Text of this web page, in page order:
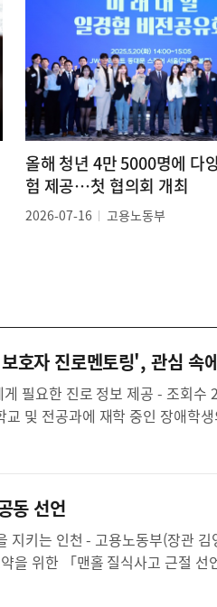
올해 청년 4만 5000명에 다
험 제공…첫 협의회 개최
2026-07-16 고용노동부
호자 진로멘토링', 관심 속
, 장애인직업능력평가포털에서 다시보기 가능 한
및 전공과에 재학 중인 장애학
동 선언
장 박찬대)는 8월 6일(목) 인천광역
을 위한 「맨홀 질식사고 근절